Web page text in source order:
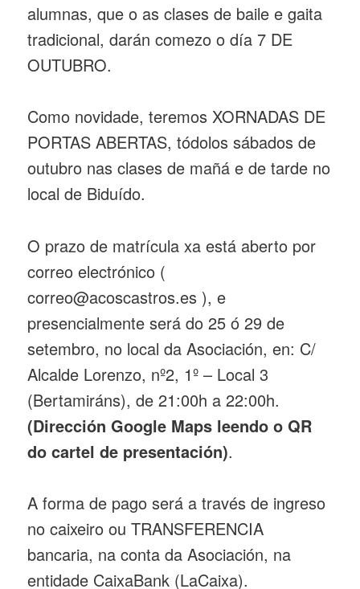
alumnas, que o as clases de baile e gaita
tradicional, darán comezo o día 7 DE
OUTUBRO.
Como novidade, teremos XORNADAS DE
PORTAS ABERTAS, tódolos sábados de
outubro nas clases de mañá e de tarde no
local de Biduído.
O prazo de matrícula xa está aberto por
correo electrónico (
correo@acoscastros.es ), e
presencialmente será do 25 ó 29 de
setembro, no local da Asociación, en: C/
Alcalde Lorenzo, nº2, 1º – Local 3
(Bertamiráns), de 21:00h a 22:00h.
(Dirección Google Maps leendo o QR
do cartel de presentación).
A forma de pago será a través de ingreso
no caixeiro ou TRANSFERENCIA
bancaria, na conta da Asociación, na
entidade CaixaBank (LaCaixa).